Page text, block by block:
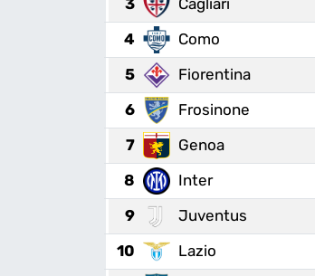
3
Cagliari
4
Como
5
Fiorentina
6
Frosinone
7
Genoa
8
Inter
9
Juventus
10
Lazio